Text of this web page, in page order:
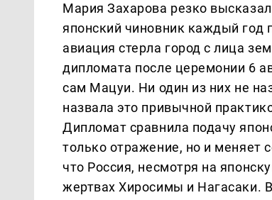
Мария Захарова резко
японский чиновник каждый год
авиация стерла город с лица
дипломата после церемонии 6
сам Мацуи. Ни один из них не
назвала это привычной
Дипломат сравнила подачу
только отражение, но и меняет
что Россия, несмотря на
жертвах Хиросимы и Нагасаки.